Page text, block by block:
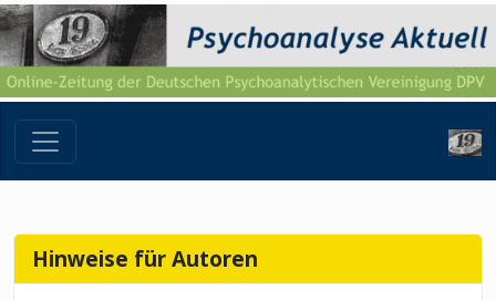
Hinweise für Autoren